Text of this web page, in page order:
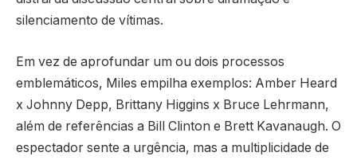
silenciamento de vítimas.
Em vez de aprofundar um ou dois processos
emblemáticos, Miles empilha exemplos: Amber Heard
x Johnny Depp, Brittany Higgins x Bruce Lehrmann,
além de referências a Bill Clinton e Brett Kavanaugh. O
espectador sente a urgência, mas a multiplicidade de